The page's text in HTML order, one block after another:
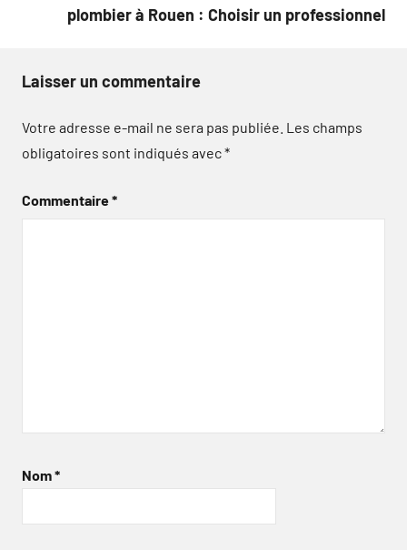
plombier à Rouen : Choisir un professionnel
Laisser un commentaire
Votre adresse e-mail ne sera pas publiée. Les champs
obligatoires sont indiqués avec*
Commentaire*
Nom*